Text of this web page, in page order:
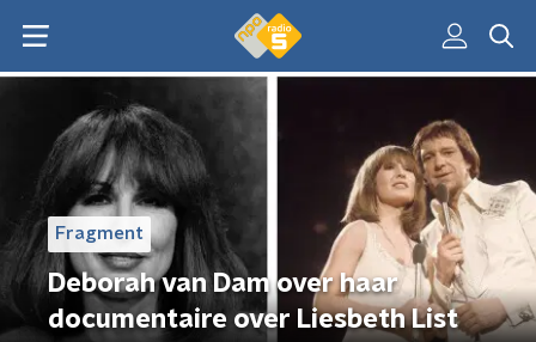
Fragment
Deborah van Dam over haar
documentaire over Liesbeth List